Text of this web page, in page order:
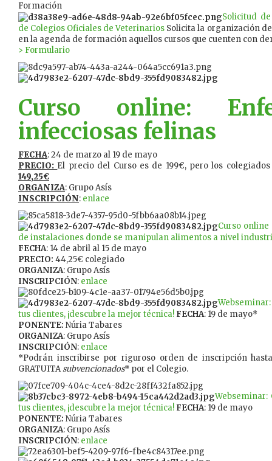
Formación
Solicitud
de Colegios Oficiales de Veterinarios Solicita la organización
en la agenda de formación aquellos cursos que cuenten con
> Formulario
Curso online:
infecciosas felinas
FECHA: 24 de marzo al 19 de mayo
PRECIO: El precio del Curso es de 199€, pero los
149,25€
ORGANIZA: Grupo Asís
INSCRIPCIÓN: enlace
Curso
de instalaciones donde se manipulan alimentos a nivel
FECHA: 14 de abril al 15 de mayo
PRECIO: 44,25€ colegiado
ORGANIZA: Grupo Asís
INSCRIPCIÓN: enlace
tus clientes, ¡descubre la mejor técnica! FECHA: 19 de mayo*
PONENTE: Núria Tabares
ORGANIZA: Grupo Asís
INSCRIPCIÓN: enlace
*Podrán inscribirse por riguroso orden de inscripción
GRATUITAsubvencionados* por el Colegio.
tus clientes, ¡descubre la mejor técnica! FECHA: 19 de mayo
PONENTE: Núria Tabares
ORGANIZA: Grupo Asís
INSCRIPCIÓN: enlace